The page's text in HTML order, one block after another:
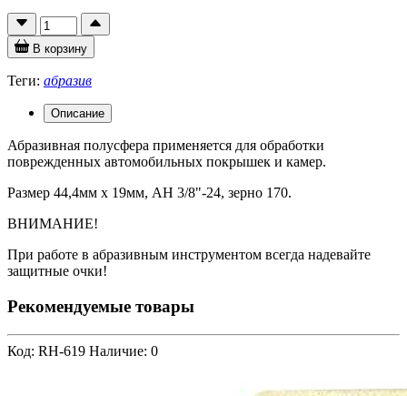
В корзину
Теги: абразив
Описание
Абразивная полусфера применяется для обработки
поврежденных автомобильных покрышек и камер.
Размер 44,4мм х 19мм, AH 3/8"-24, зерно 170.
ВНИМАНИЕ!
При работе в абразивным инструментом всегда надевайте
защитные очки!
Рекомендуемые товары
Код: RH-619 Наличие: 0